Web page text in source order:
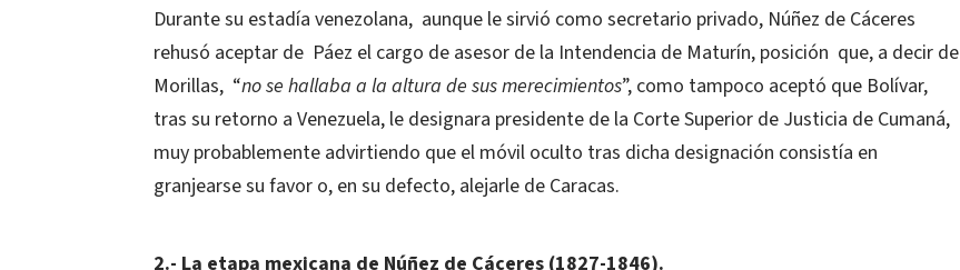
Durante su estadía venezolana, aunque le sirvió como secretario privado, Núñez de Cáceres
rehusó aceptar de Páez el cargo de asesor de la Intendencia de Maturín, posición que, a decir de
Morillas, “no se hallaba a la altura de sus merecimientos”, como tampoco aceptó que Bolívar,
tras su retorno a Venezuela, le designara presidente de la Corte Superior de Justicia de Cumaná,
muy probablemente advirtiendo que el móvil oculto tras dicha designación consistía en
granjearse su favor o, en su defecto, alejarle de Caracas.
2.- La etapa mexicana de Núñez de Cáceres (1827-1846).